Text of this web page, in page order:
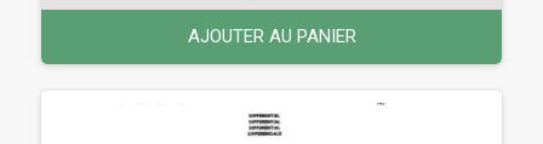
AJOUTER AU PANIER